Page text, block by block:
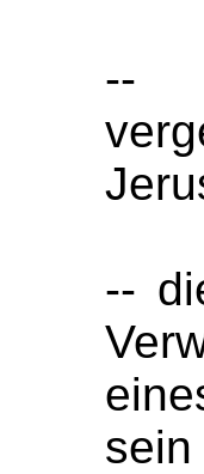
--
--
sein